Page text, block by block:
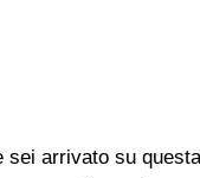
arrivato su